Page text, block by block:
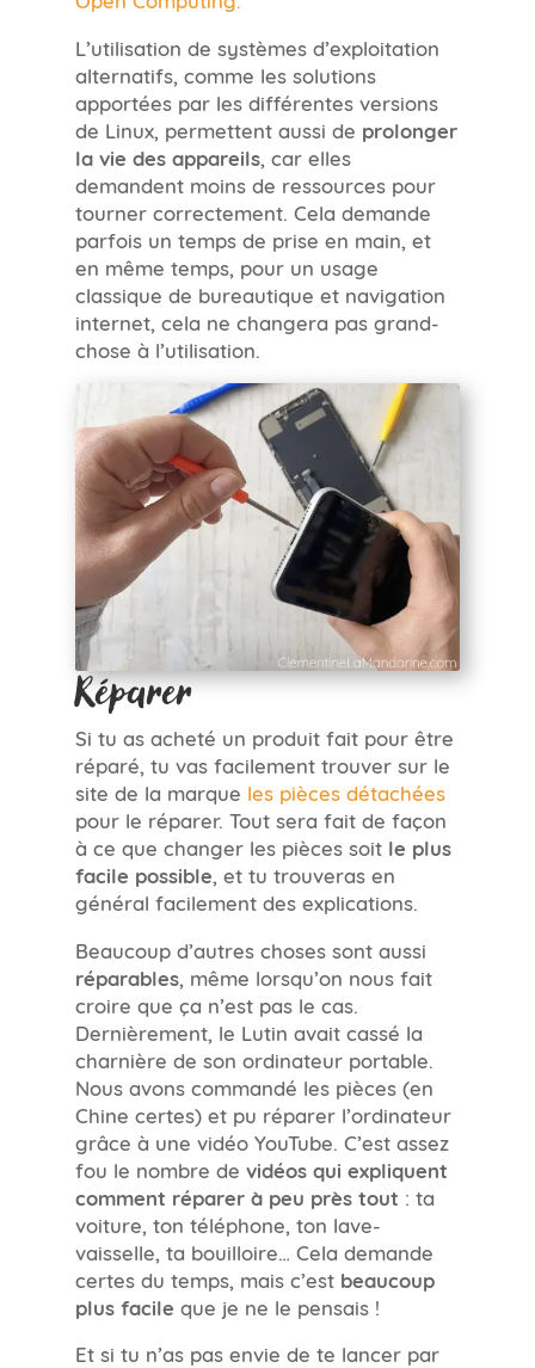
L’utilisation de systèmes d’exploitation
alternatifs, comme les solutions
apportées par les différentes versions
de Linux, permettent aussi de prolonger
la vie des appareils, car elles
demandent moins de ressources pour
tourner correctement. Cela demande
parfois un temps de prise en main, et
en même temps, pour un usage
classique de bureautique et navigation
internet, cela ne changera pas grand-
chose à l’utilisation.
Réparer
Si tu as acheté un produit fait pour être
réparé, tu vas facilement trouver sur le
site de la marque les pièces détachées
pour le réparer. Tout sera fait de façon
à ce que changer les pièces soit le plus
facile possible , et tu trouveras en
général facilement des explications.
Beaucoup d’autres choses sont aussi
réparables, même lorsqu’on nous fait
croire que ça n’est pas le cas.
Dernièrement, le Lutin avait cassé la
charnière de son ordinateur portable.
Nous avons commandé les pièces (en
Chine certes) et pu réparer l’ordinateur
grâce à une vidéo YouTube. C’est assez
fou le nombre de vidéos qui expliquent
comment réparer à peu près tout : ta
voiture, ton téléphone, ton lave-
vaisselle, ta bouilloire… Cela demande
certes du temps, mais c’est beaucoup
plus facile que je ne le pensais !
Et si tu n’as pas envie de te lancer par